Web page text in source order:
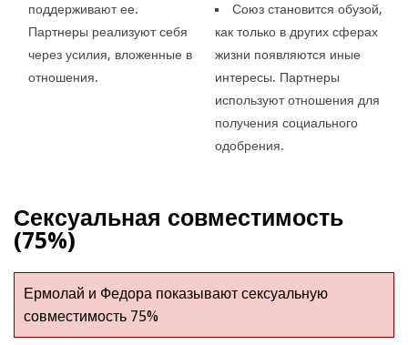
поддерживают ее.
Партнеры реализуют себя
через усилия, вложенные в
отношения.
Союз становится обузой,
как только в других сферах
жизни появляются иные
интересы. Партнеры
используют отношения для
получения социального
одобрения.
Сексуальная совместимость
(75%)
Ермолай и Федора показывают сексуальную
совместимость 75%